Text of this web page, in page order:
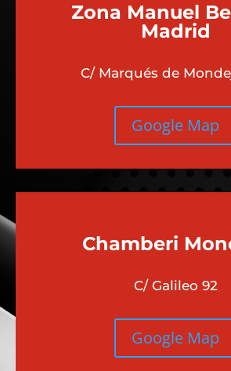
Zona Manuel
Madrid
C/ Marqués de
Google Map
Chamberi
C/ Galileo 92
Google Map